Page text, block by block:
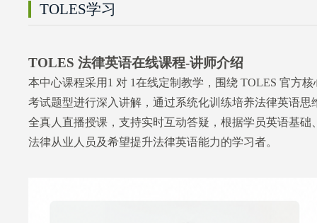
TOLES学习
TOLES 法律英语在线课程-讲师介绍
本中心课程采用 1 对 1在线定制教学 ，围绕 TOLES 官方
考试题型进行深入讲解，通过系统化训练培养法律英语思
全真人直播授课，支持实时互动答疑，根据学员英语基
法律从业人员及希望提升法律英语能力的学习者。